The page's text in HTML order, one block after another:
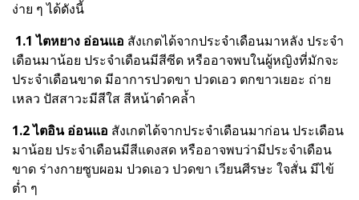
ง่าย ๆ ได้ดังนี้
1.1 ไตหยาง อ่อนแอ สังเกตได้จากประจำเดือนมาหลัง ประจำ
เดือนมาน้อย ประจำเดือนมีสีซีด หรืออาจพบในผู้หญิงที่มักจะ
ประจำเดือนขาด มีอาการปวดขา ปวดเอว ตกขาวเยอะ ถ่าย
เหลว ปัสสาวะมีสีใส สีหน้าดำคล้ำ
1.2 ไตอิน อ่อนแอ สังเกตได้จากประจำเดือนมาก่อน ประเดือน
มาน้อย ประจำเดือนมีสีแดงสด หรืออาจพบว่ามีประจำเดือน
ขาด ร่างกายซูบผอม ปวดเอว ปวดขา เวียนศีรษะ ใจสั่น มีไข้
ต่ำ ๆ